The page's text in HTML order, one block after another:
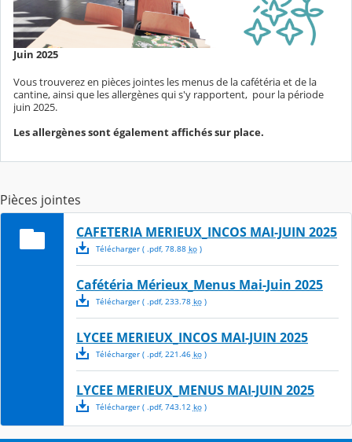
Juin 2025
Vous trouverez en pièces jointes les menus de la cafétéria et de la
cantine, ainsi que les allergènes qui s'y rapportent, pour la période
juin 2025.
Les allergènes sont également affichés sur place.
Pièces jointes
CAFETERIA MERIEUX_INCOS MAI-JUIN 2025
Télécharger( .pdf, 78.88 ko)
Cafétéria Mérieux_Menus Mai-Juin 2025
Télécharger( .pdf, 233.78 ko)
LYCEE MERIEUX_INCOS MAI-JUIN 2025
Télécharger( .pdf, 221.46 ko)
LYCEE MERIEUX_MENUS MAI-JUIN 2025
Télécharger( .pdf, 743.12 ko)